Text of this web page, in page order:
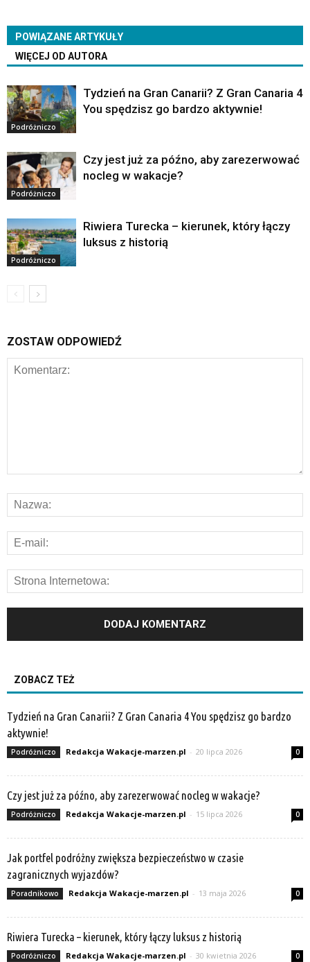
POWIĄZANE ARTYKUŁY
WIĘCEJ OD AUTORA
Podróżniczo
Tydzień na Gran Canarii? Z Gran Canaria 4
You spędzisz go bardzo aktywnie!
Podróżniczo
Czy jest już za późno, aby zarezerwować
nocleg w wakacje?
Podróżniczo
Riwiera Turecka – kierunek, który łączy
luksus z historią
ZOSTAW ODPOWIEDŹ
ZOBACZ TEŻ
Tydzień na Gran Canarii? Z Gran Canaria 4 You spędzisz go bardzo
aktywnie!
Podróżniczo Redakcja Wakacje-marzen.pl - 20 lipca 2026 0
Czy jest już za późno, aby zarezerwować nocleg w wakacje?
Podróżniczo Redakcja Wakacje-marzen.pl - 15 lipca 2026 0
Jak portfel podróżny zwiększa bezpieczeństwo w czasie
zagranicznych wyjazdów?
Poradnikowo Redakcja Wakacje-marzen.pl - 13 maja 2026 0
Riwiera Turecka – kierunek, który łączy luksus z historią
Podróżniczo Redakcja Wakacje-marzen.pl - 30 kwietnia 2026 0